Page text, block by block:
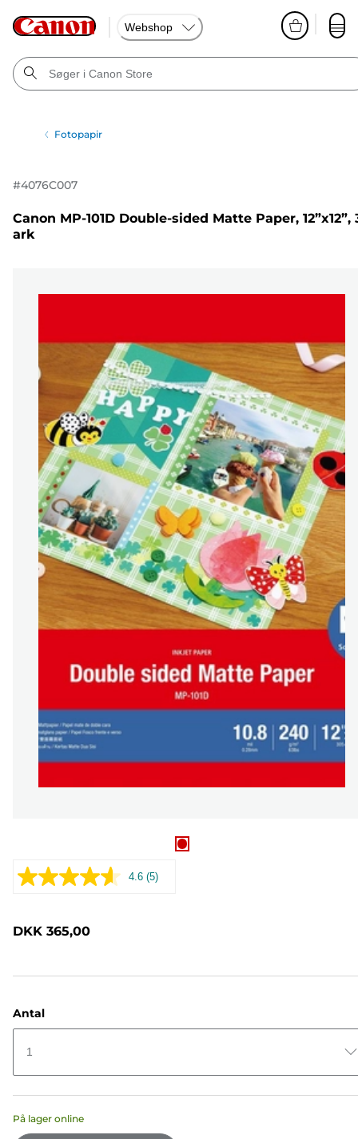
Webshop
Fotopapir
#4076C007
Canon MP-101D Double-sided Matte Paper, 12”x12”,
ark
4.6 Læs
(5)
DKK 365,00
Antal
1
På lager online